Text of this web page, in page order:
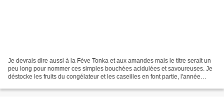
Je devrais dire aussi à la Fève Tonka et aux amandes mais le titre serait un
peu long pour nommer ces simples bouchées acidulées et savoureuses. Je
déstocke les fruits du congélateur et les caseilles en font partie, l'année